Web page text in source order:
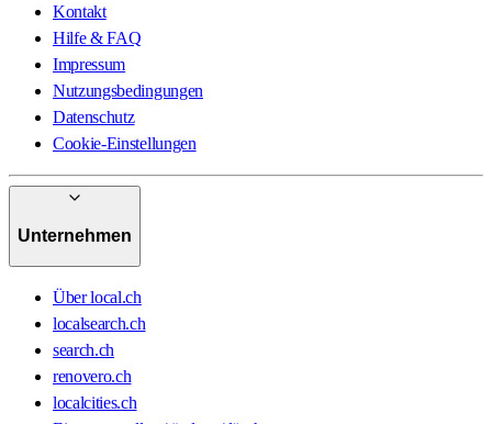
Kontakt
Hilfe & FAQ
Impressum
Nutzungsbedingungen
Datenschutz
Cookie-Einstellungen
Unternehmen
Über local.ch
localsearch.ch
search.ch
renovero.ch
localcities.ch